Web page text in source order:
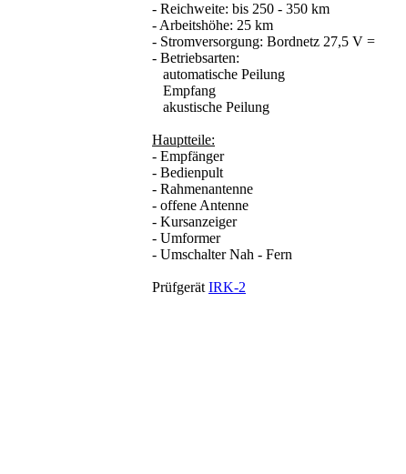
- Reichweite: bis 250 - 350 km
- Arbeitshöhe: 25 km
- Stromversorgung: Bordnetz 27,5 V =
- Betriebsarten:
automatische Peilung
Empfang
akustische Peilung
Hauptteile:
- Empfänger
- Bedienpult
- Rahmenantenne
- offene Antenne
- Kursanzeiger
- Umformer
- Umschalter Nah - Fern
Prüfgerät IRK-2